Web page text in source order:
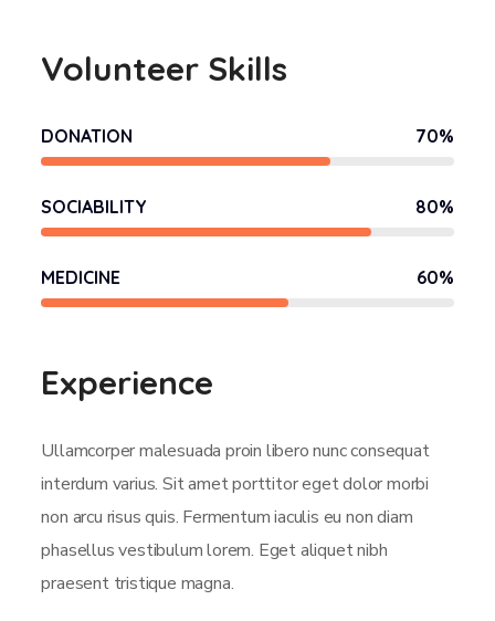
Volunteer Skills
DONATION 70%
SOCIABILITY 80%
MEDICINE 60%
Experience
Ullamcorper malesuada proin libero nunc consequat
interdum varius. Sit amet porttitor eget dolor morbi
non arcu risus quis. Fermentum iaculis eu non diam
phasellus vestibulum lorem. Eget aliquet nibh
praesent tristique magna.